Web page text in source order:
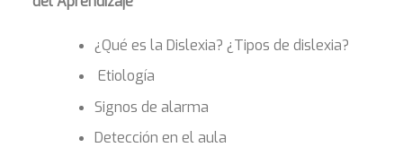
¿Qué es la Dislexia? ¿Tipos de dislexia?
Etiología
Signos de alarma
Detección en el aula